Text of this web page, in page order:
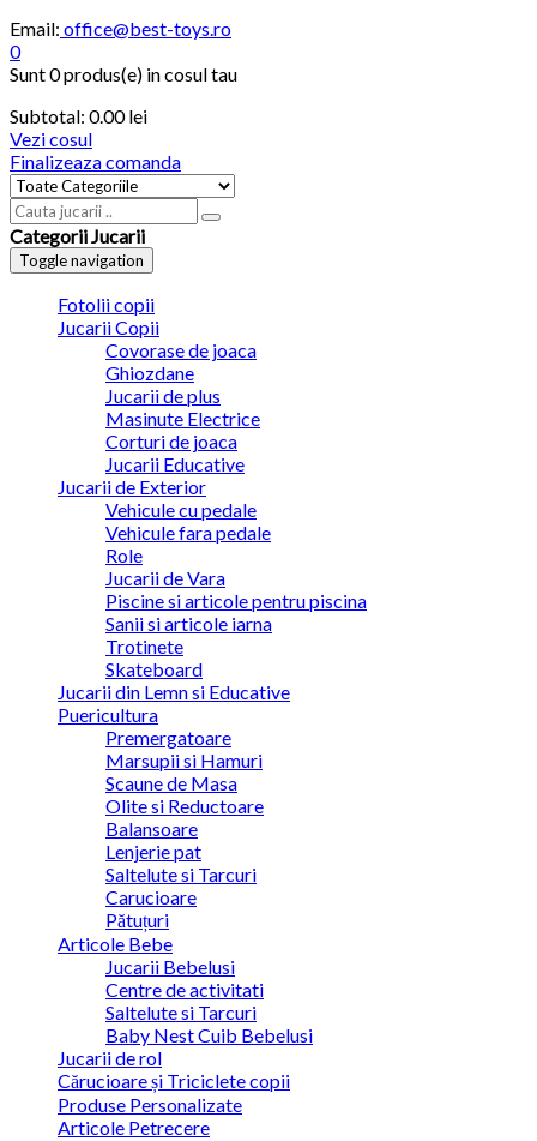
Email: office@best-toys.ro
0
Sunt0 produs(e) in cosul tau
Subtotal: 0.00lei
Vezi cosul
Finalizeaza comanda
Categorii Jucarii
Toggle navigation
Fotolii copii
Jucarii Copii
Covorase de joaca
Ghiozdane
Jucarii de plus
Masinute Electrice
Corturi de joaca
Jucarii Educative
Jucarii de Exterior
Vehicule cu pedale
Vehicule fara pedale
Role
Jucarii de Vara
Piscine si articole pentru piscina
Sanii si articole iarna
Trotinete
Skateboard
Jucarii din Lemn si Educative
Puericultura
Premergatoare
Marsupii si Hamuri
Scaune de Masa
Olite si Reductoare
Balansoare
Lenjerie pat
Saltelute si Tarcuri
Carucioare
Pătuțuri
Articole Bebe
Jucarii Bebelusi
Centre de activitati
Saltelute si Tarcuri
Baby Nest Cuib Bebelusi
Jucarii de rol
Cărucioare și Triciclete copii
Produse Personalizate
Articole Petrecere